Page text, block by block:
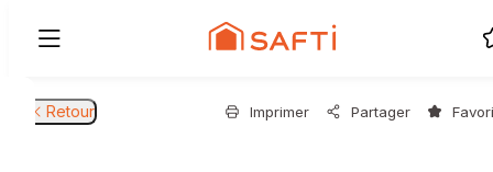
Retour Imprimer Partager